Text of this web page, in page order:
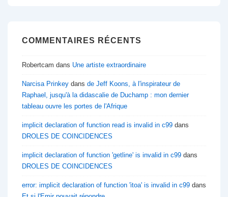
COMMENTAIRES RÉCENTS
Robertcam dans Une artiste extraordinaire
Narcisa Prinkey dans de Jeff Koons, à l'inspirateur de
Raphael, jusqu'à la didascalie de Duchamp : mon dernier
tableau ouvre les portes de l'Afrique
implicit declaration of function read is invalid in c99 dans
DROLES DE COINCIDENCES
implicit declaration of function 'getline' is invalid in c99 dans
DROLES DE COINCIDENCES
error: implicit declaration of function 'itoa' is invalid in c99 dans